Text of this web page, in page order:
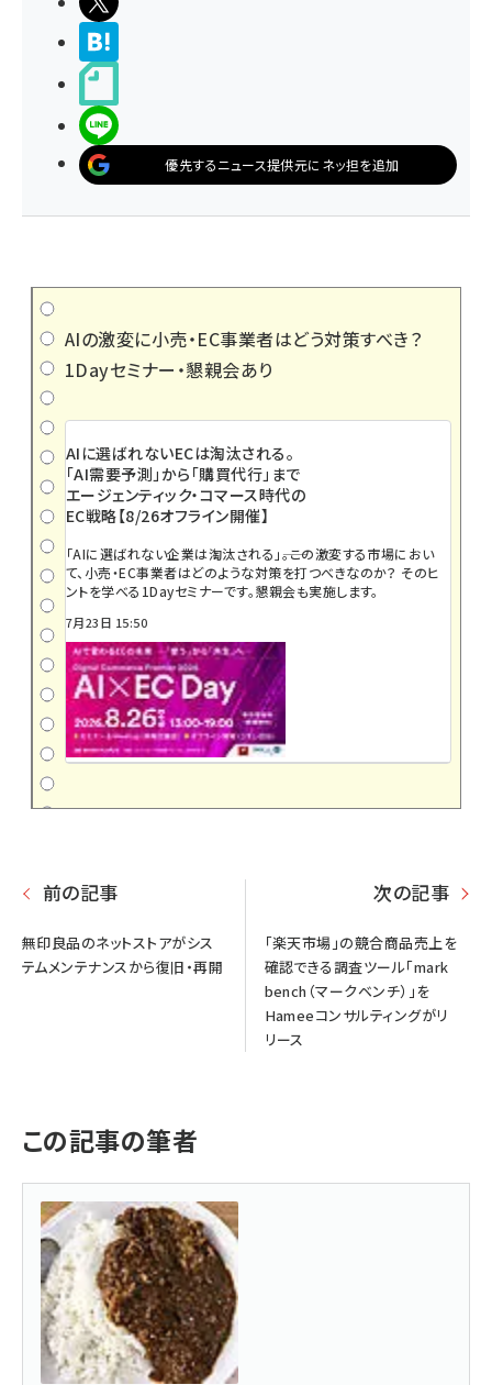
優先するニュース提供元にネッ担を追加
AIの激変に小売・EC事業者はどう対策すべき？
1Dayセミナー・懇親会あり
AIに選ばれないECは淘汰される。
「AI需要予測」から「購買代行」まで
エージェンティック・コマース時代の
EC戦略【8/26オフライン開催】
「AIに選ばれない企業は淘汰される」――。この激変する市場におい
て、小売・EC事業者はどのような対策を打つべきなのか？ そのヒ
ントを学べる1Dayセミナーです。懇親会も実施します。
7月23日 15:50
前の記事
無印良品のネットストアがシス
テムメンテナンスから復旧・再開
次の記事
「楽天市場」の競合商品売上を
確認できる調査ツール「mark
bench（マークベンチ）」を
Hameeコンサルティングがリ
リース
この記事の筆者